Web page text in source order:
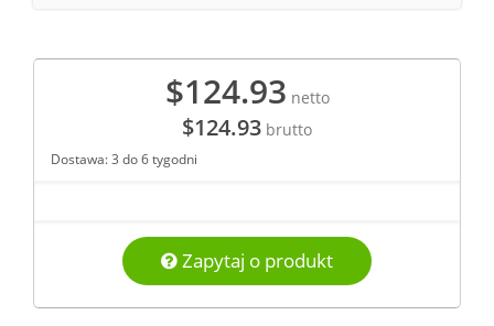
$124.93 netto
$124.93 brutto
Dostawa: 3 do 6 tygodni
Zapytaj o produkt